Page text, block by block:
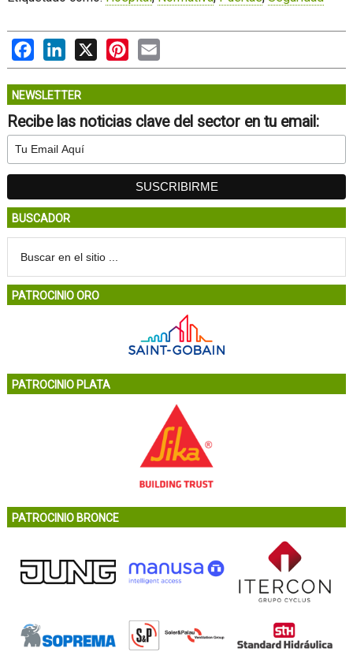
FacebookLinkedIn
X PinterestEmail
NEWSLETTER
Recibe las noticias clave del sector en tu email:
BUSCADOR
PATROCINIO ORO
PATROCINIO PLATA
PATROCINIO BRONCE